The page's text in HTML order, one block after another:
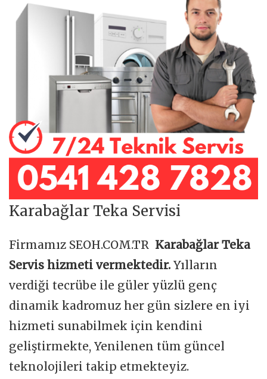
Karabağlar Teka Servisi
Firmamız SEOH.COM.TR Karabağlar Teka
Servis hizmeti vermektedir. Yılların
verdiği tecrübe ile güler yüzlü genç
dinamik kadromuz her gün sizlere en iyi
hizmeti sunabilmek için kendini
geliştirmekte, Yenilenen tüm güncel
teknolojileri takip etmekteyiz.